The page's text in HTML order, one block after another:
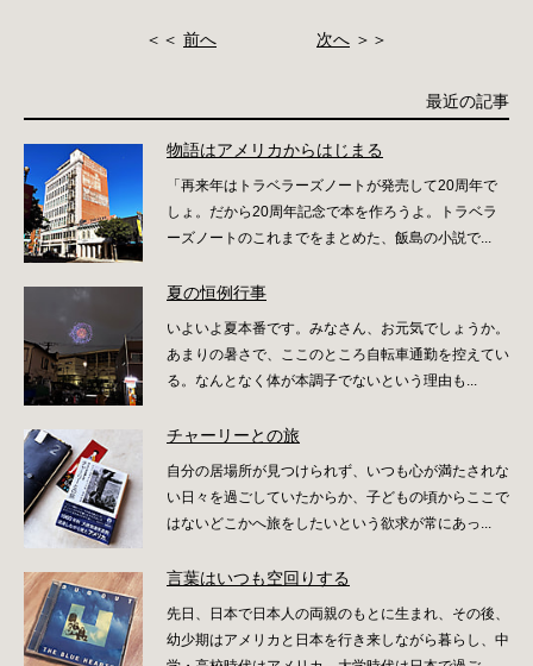
＜＜ 前へ 次へ ＞＞
最近の記事
物語はアメリカからはじまる
「再来年はトラベラーズノートが発売して20周年で
しょ。だから20周年記念で本を作ろうよ。トラベラ
ーズノートのこれまでをまとめた、飯島の小説で...
夏の恒例行事
いよいよ夏本番です。みなさん、お元気でしょうか。
あまりの暑さで、ここのところ自転車通勤を控えてい
る。なんとなく体が本調子でないという理由も...
チャーリーとの旅
自分の居場所が見つけられず、いつも心が満たされな
い日々を過ごしていたからか、子どもの頃からここで
はないどこかへ旅をしたいという欲求が常にあっ...
言葉はいつも空回りする
先日、日本で日本人の両親のもとに生まれ、その後、
幼少期はアメリカと日本を行き来しながら暮らし、中